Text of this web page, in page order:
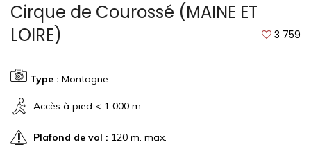
Cirque de Courossé (MAINE ET
LOIRE)
3 759
Type : Montagne
Accès à pied < 1 000 m.
Plafond de vol : 120 m. max.